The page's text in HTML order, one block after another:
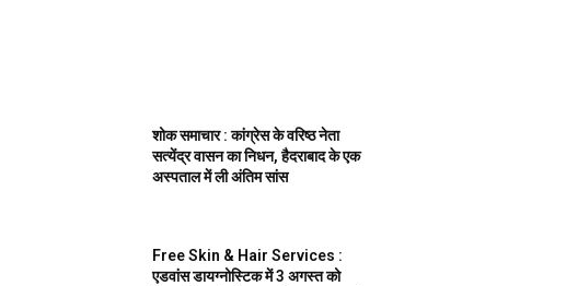
शोक समाचार : कांग्रेस के वरिष्ठ नेता
सत्येंद्र वासन का निधन, हैदराबाद के एक
अस्पताल में ली अंतिम सांस
Free Skin & Hair Services :
एडवांस डायग्नोस्टिक में 3 अगस्त को